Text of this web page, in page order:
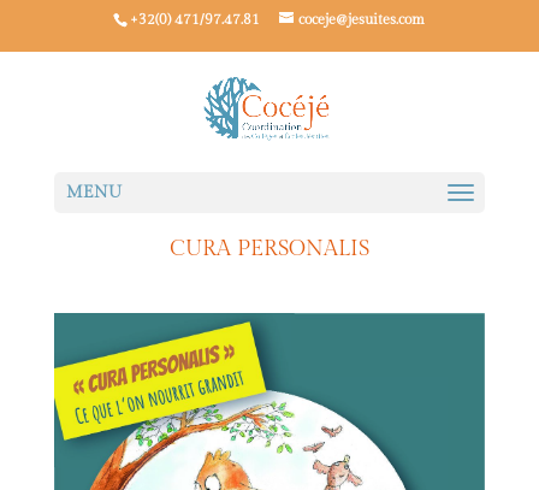
+32(0) 471/97.47.81 coceje@jesuites.com
CURA PERSONALIS